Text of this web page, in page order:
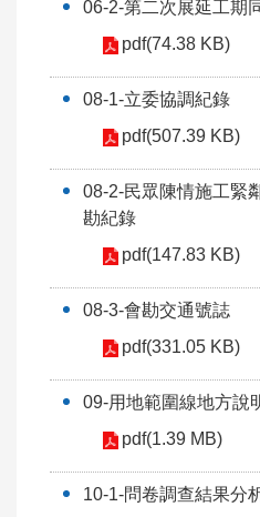
06-2-第二次展延工期
pdf(74.38 KB)
08-1-立委協調紀錄
pdf(507.39 KB)
08-2-民眾陳情施工緊
勘紀錄
pdf(147.83 KB)
08-3-會勘交通號誌
pdf(331.05 KB)
09-用地範圍線地方說
pdf(1.39 MB)
10-1-問卷調查結果分